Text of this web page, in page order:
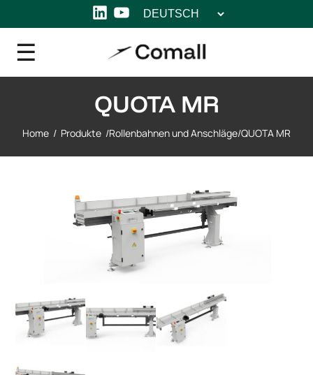
LinkedIn
YouTube
Sprache
auswählen
QUOTA MR
Home / Produkte /Rollenbahnen und Anschläge/QUOTA MR